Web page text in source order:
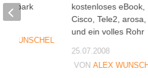
kostenloses eBook,
Cisco, Tele2, arosa,
und ein volles Rohr
25.07.2008
VON ALEX
WUNSCHEL